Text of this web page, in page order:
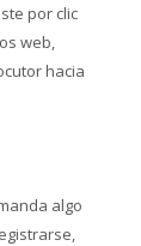
por clic
web,
hacia
algo